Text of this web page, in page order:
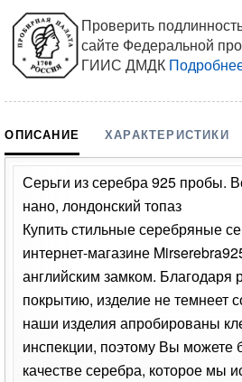
Проверить
сайте Федеральной
ГИИС ДМДК
ОПИСАНИЕ ХАРАКТЕРИСТИКИ
Серьги из серебра 925 пробы.
нано, лондонский топаз
Купить стильные серебряные
интернет-магазине
английским замком. Благодаря
покрытию, изделие не темнеет
наши изделия апробированы
инспекции, поэтому Вы можете
качестве серебра, которое мы